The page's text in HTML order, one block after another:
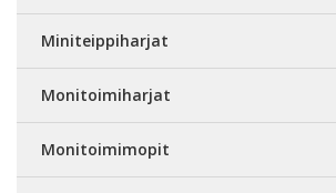
Miniteippiharjat
Monitoimiharjat
Monitoimimopit